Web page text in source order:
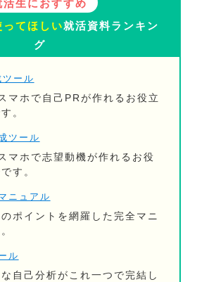
活生におすすめ
てほしい就活資料ランキン
グ
ール
マホで自己PRが作れるお役立
。
ツール
マホで志望動機が作れるお役
す。
ニュアル
ポイントを網羅した完全マニ
ル
自己分析がこれ一つで完結し